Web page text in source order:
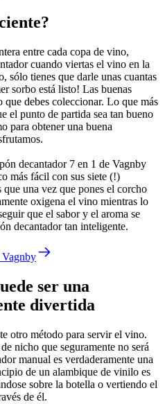
entre cada copa de vino,
cuando viertas el vino en la
sólo tienes que darle unas cuantas
sorbo está listo! Las buenas
debes coleccionar. Lo que más
el punto de partida sea tan bueno
para obtener una buena
decantador 7 en 1 de Vagnby
más fácil con sus siete (!)
una vez que pones el corcho
oxigena el vino mientras lo
que el sabor y el aroma se
decantador tan inteligente.
Vagnby
ser una
divertida
otro método para servir el vino.
nicho que seguramente no será
manual es verdaderamente una
de un alambique de vinilo es
sobre la botella o vertiendo el
de él.